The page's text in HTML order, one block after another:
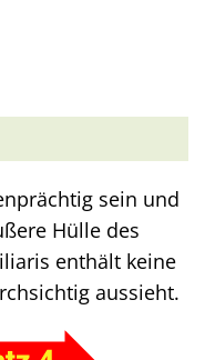
sein und
Hülle des
enthält keine
aussieht.